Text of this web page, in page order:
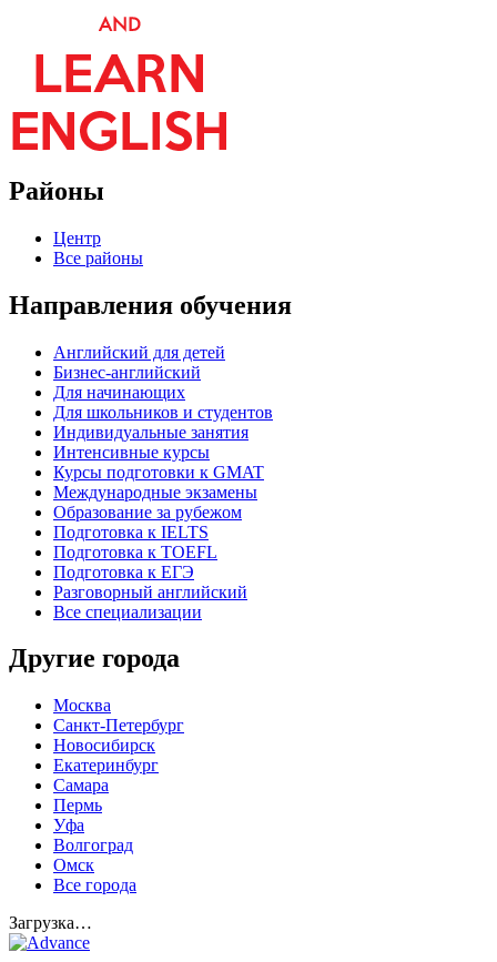
Районы
Центр
Все районы
Направления обучения
Английский для детей
Бизнес-английский
Для начинающих
Для школьников и студентов
Индивидуальные занятия
Интенсивные курсы
Курсы подготовки к GMAT
Международные экзамены
Образование за рубежом
Подготовка к IELTS
Подготовка к TOEFL
Подготовка к ЕГЭ
Разговорный английский
Все специализации
Другие города
Москва
Санкт-Петербург
Новосибирск
Екатеринбург
Самара
Пермь
Уфа
Волгоград
Омск
Все города
Загрузка…